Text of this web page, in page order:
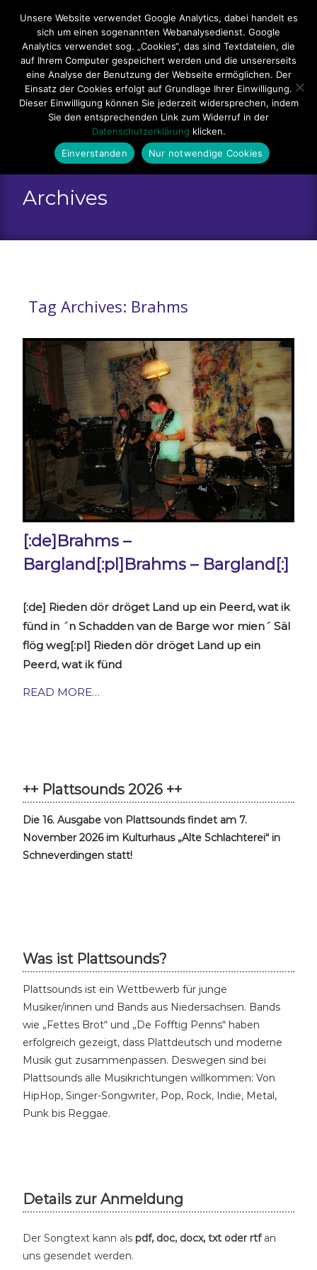
Impressum
Datenschutzerklärung
Teilnahmebedingungen
Sitemap Kontakt
Archives
Tag Archives: Brahms
[:de]Brahms –
Bargland[:pl]Brahms – Bargland[:]
[:de] Rieden dör dröget Land up ein Peerd, wat ik
fünd in ´n Schadden van de Barge wor mien´ Säl
flög weg[:pl] Rieden dör dröget Land up ein
Peerd, wat ik fünd
READ MORE…
++ Plattsounds 2026 ++
Die 16. Ausgabe von Plattsounds findet am 7.
November 2026 im Kulturhaus „Alte Schlachterei“ in
Schneverdingen statt!
Was ist Plattsounds?
Plattsounds ist ein Wettbewerb für junge
Musiker/innen und Bands aus Niedersachsen. Bands
wie „Fettes Brot“ und „De Fofftig Penns“ haben
erfolgreich gezeigt, dass Plattdeutsch und moderne
Musik gut zusammenpassen. Deswegen sind bei
Plattsounds alle Musikrichtungen willkommen: Von
HipHop, Singer-Songwriter, Pop, Rock, Indie, Metal,
Punk bis Reggae.
Details zur Anmeldung
Der Songtext kann als pdf, doc, docx, txt oder rtfan
uns gesendet werden.
Hauptmenü
Unsere Website verwendet Google Analytics, dabei handelt es
sich um einen sogenannten Webanalysedienst. Google
Analytics verwendet sog. „Cookies“, das sind Textdateien, die
auf Ihrem Computer gespeichert werden und die unsererseits
eine Analyse der Benutzung der Webseite ermöglichen. Der
Einsatz der Cookies erfolgt auf Grundlage Ihrer Einwilligung.
Dieser Einwilligung können Sie jederzeit widersprechen, indem
Sie den entsprechenden Link zum Widerruf in der
Datenschutzerklärung klicken.
Einverstanden
Nur notwendige Cookies